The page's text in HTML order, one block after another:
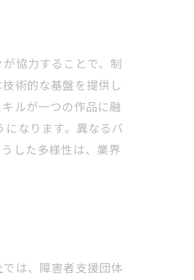
協力することで、制
術的な基盤を提供し
ルが一つの作品に融
なります。異なるバ
した多様性は、業界
は、障害者支援団体